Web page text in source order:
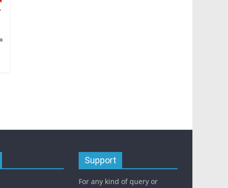
Support
For any kind of query or